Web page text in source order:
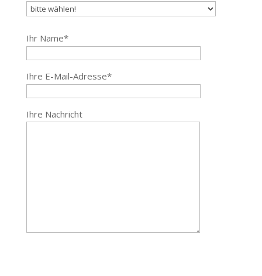
Ihr Name*
Ihre E-Mail-Adresse*
Ihre Nachricht